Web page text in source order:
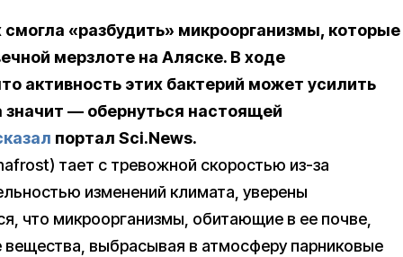
«разбудить» микроорганизмы, которые
мерзлоте на Аляске. В ходе
активность этих бактерий может усилить
значит — обернуться настоящей
портал Sci.News.
тает с тревожной скоростью из-за
изменений климата, уверены
что микроорганизмы, обитающие в ее почве,
вещества, выбрасывая в атмосферу парниковые